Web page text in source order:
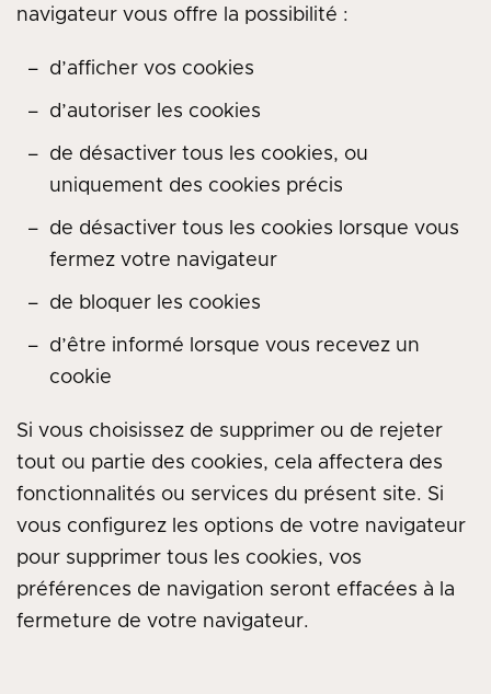
navigateur vous offre la possibilité :
d’afficher vos cookies
d’autoriser les cookies
de désactiver tous les cookies, ou
uniquement des cookies précis
de désactiver tous les cookies lorsque vous
fermez votre navigateur
de bloquer les cookies
d’être informé lorsque vous recevez un
cookie
Si vous choisissez de supprimer ou de rejeter
tout ou partie des cookies, cela affectera des
fonctionnalités ou services du présent site. Si
vous configurez les options de votre navigateur
pour supprimer tous les cookies, vos
préférences de navigation seront effacées à la
fermeture de votre navigateur.